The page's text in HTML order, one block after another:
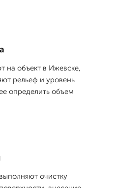
на объект в Ижевске,
рельеф и уровень
определить объем
очистку